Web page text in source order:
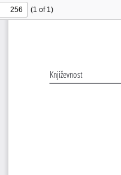
(1 of 1)
Književnost